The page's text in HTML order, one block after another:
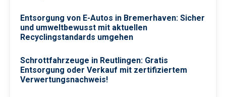
Entsorgung von E-Autos in Bremerhaven: Sicher
und umweltbewusst mit aktuellen
Recyclingstandards umgehen
Schrottfahrzeuge in Reutlingen: Gratis
Entsorgung oder Verkauf mit zertifiziertem
Verwertungsnachweis!